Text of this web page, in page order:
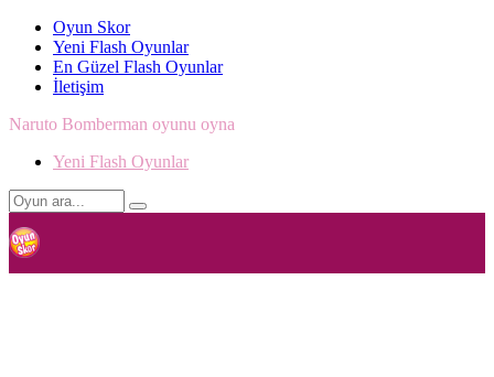
Oyun Skor
Yeni Flash Oyunlar
En Güzel Flash Oyunlar
İletişim
Naruto Bomberman oyunu oyna
Yeni Flash Oyunlar